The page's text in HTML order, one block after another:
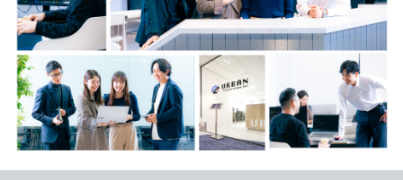
新卒エージェント
イベント・セミナー
インタビュー
4択課題
ナレッジ
リファレンス
プラン
SQL
評価結果一覧
再チャレンジ結果一覧
メディア
Tech Team Journal
paiza times
note
paizaとは？